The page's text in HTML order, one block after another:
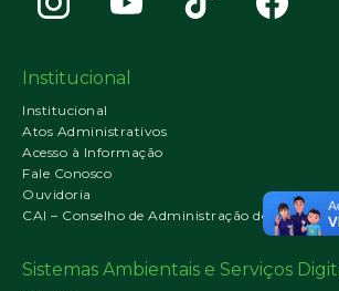
Institucional
Institucional
Atos Administrativos
Acesso à Informação
Fale Conosco
Ouvidoria
CAI – Conselho de Administração do IMA
Sistemas Ambientais e Serviços